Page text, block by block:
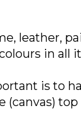
leather,
in all
is to
(canvas)